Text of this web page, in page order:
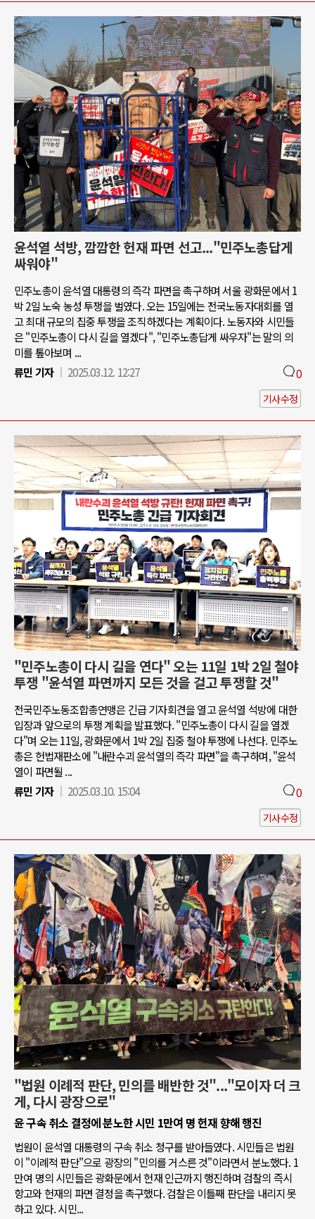
윤석열 석방, 깜깜한 헌재 파면 선고..."민주노총답게
싸워야"
민주노총이 윤석열 대통령의 즉각 파면을 촉구하며 서울 광화문에서 1
박 2일 노숙 농성 투쟁을 벌였다. 오는 15일에는 전국노동자대회를 열
고 최대 규모의 집중 투쟁을 조직하겠다는 계획이다. 노동자와 시민들
은 "민주노총이 다시 길을 열겠다", "민주노총답게 싸우자"는 말의 의
미를 톺아보며 ...
류민 기자
2025.03.12. 12:27 0
기사수정
"민주노총이 다시 길을 연다" 오는 11일 1박 2일 철야
투쟁 "윤석열 파면까지 모든 것을 걸고 투쟁할 것"
전국민주노동조합총연맹은 긴급 기자회견을 열고 윤석열 석방에 대한
입장과 앞으로의 투쟁 계획을 발표했다. "민주노총이 다시 길을 열겠
다"며 오는 11일, 광화문에서 1박 2일 집중 철야 투쟁에 나선다. 민주노
총은 헌법재판소에 "내란수괴 윤석열의 즉각 파면"을 촉구하며, "윤석
열이 파면될 ...
류민 기자
2025.03.10. 15:04 0
기사수정
"법원 이례적 판단, 민의를 배반한 것"..."모이자 더 크
게, 다시 광장으로"
윤 구속 취소 결정에 분노한 시민 1만여 명 헌재 향해 행진
법원이 윤석열 대통령의 구속 취소 청구를 받아들였다. 시민들은 법원
이 "이례적 판단"으로 광장의 "민의를 거스른 것"이라면서 분노했다. 1
만여 명의 시민들은 광화문에서 헌재 인근까지 행진하며 검찰의 즉시
항고와 헌재의 파면 결정을 촉구했다. 검찰은 이틀째 판단을 내리지 못
하고 있다. 시민...